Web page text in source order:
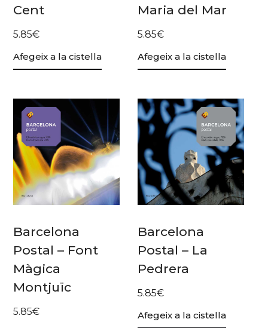
Cent
5.85€
Afegeix a la cistella
Maria del Mar
5.85€
Afegeix a la cistella
Barcelona
Postal – Font
Màgica
Montjuïc
5.85€
Barcelona
Postal – La
Pedrera
5.85€
Afegeix a la cistella